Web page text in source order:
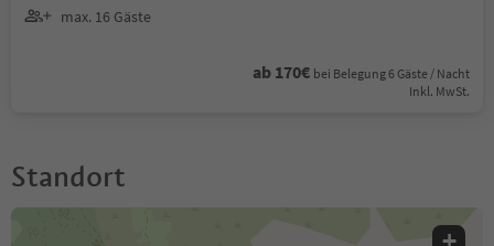
max. 16 Gäste
ab 170€ bei Belegung 6 Gäste / Nacht
Inkl. MwSt.
Standort